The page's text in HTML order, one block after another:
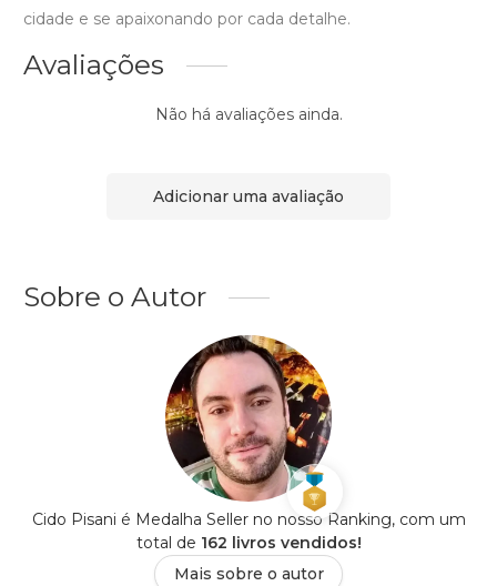
cidade e se apaixonando por cada detalhe.
Avaliações
Não há avaliações ainda.
Adicionar uma avaliação
Sobre o Autor
Cido Pisani é Medalha Seller no nosso Ranking, com um
total de 162 livros vendidos!
Mais sobre o autor